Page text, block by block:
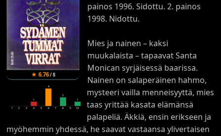
★ 6.76/8
1 2 3
1
4 5
4
6 7
2
8 9
1
10
painos 1996. Sidottu. 2. painos
1998. Nidottu.
Mies ja nainen – kaksi
muukalaista – tapaavat Santa
Monican syrjäisessä baarissa.
Nainen on salaperäinen hahmo,
mysteeri vailla menneisyyttä, mies
taas yrittää kasata elämänsä
palapeliä. Äkkiä, ensin erikseen ja
myöhemmin yhdessä, he saavat vastaansa ylivertaisen